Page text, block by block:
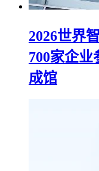
2026世界
700家企
成馆